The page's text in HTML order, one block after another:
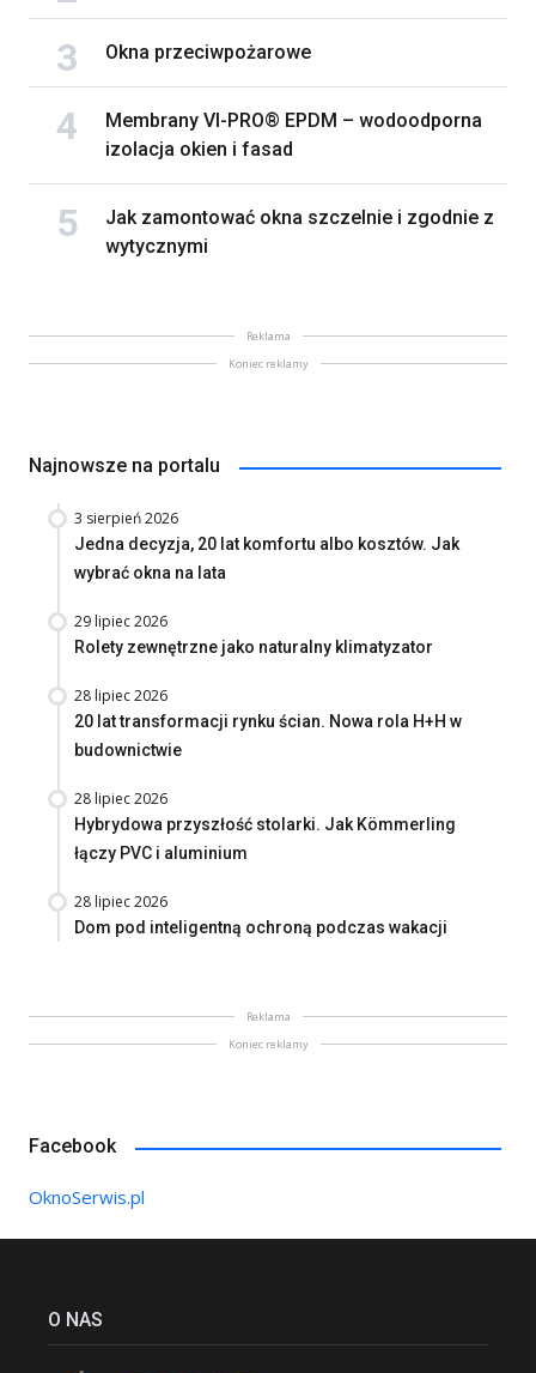
Okna przeciwpożarowe
Membrany VI-PRO® EPDM – wodoodporna
izolacja okien i fasad
Jak zamontować okna szczelnie i zgodnie z
wytycznymi
Reklama
Koniec reklamy
Najnowsze na portalu
3 sierpień 2026
Jedna decyzja, 20 lat komfortu albo kosztów. Jak
wybrać okna na lata
29 lipiec 2026
Rolety zewnętrzne jako naturalny klimatyzator
28 lipiec 2026
20 lat transformacji rynku ścian. Nowa rola H+H w
budownictwie
28 lipiec 2026
Hybrydowa przyszłość stolarki. Jak Kömmerling
łączy PVC i aluminium
28 lipiec 2026
Dom pod inteligentną ochroną podczas wakacji
Reklama
Koniec reklamy
Facebook
OknoSerwis.pl
O NAS